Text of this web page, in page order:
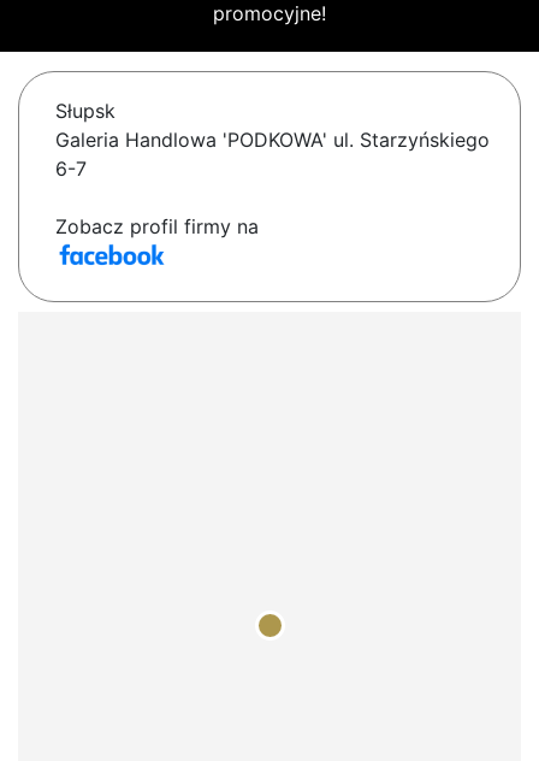
promocyjne!
Słupsk
Galeria Handlowa 'PODKOWA' ul. Starzyńskiego
6-7
Zobacz profil firmy na